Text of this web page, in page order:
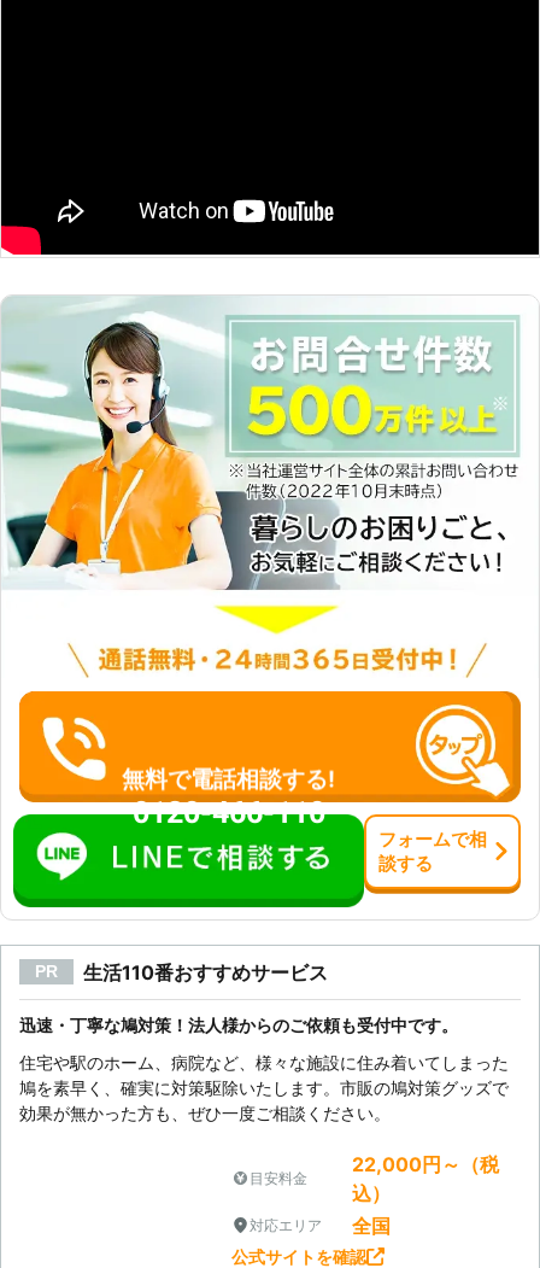
対策の内容は下記の通りです。 ▼忌
避剤の設置 忌避剤には鳩が嫌う臭い
があるため、追い払うことができま
うに針を設置します。 ▼ネット取付
ネットを張ることで鳩の侵入を防ぐこ
とができます。 お客様のお悩みに合
わせて、上記の対策で鳩を追い払うこ
とができます。施工後は、鳩から受け
るストレスから解放されるので、ぜひ
とも弊社に鳩対策をお任せください。
無料で電話相談する!
0120-466-110
フォームで相
談する
PR 生活110番おすすめサービス
迅速・丁寧な鳩対策！法人様からのご依頼も受付中です。
住宅や駅のホーム、病院など、様々な施設に住み着いてしまった
鳩を素早く、確実に対策駆除いたします。市販の鳩対策グッズで
効果が無かった方も、ぜひ一度ご相談ください。
目安料金
22,000円～（税
込）
対応エリア 全国
公式サイトを確認